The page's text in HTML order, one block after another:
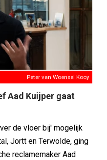
Peter van Woensel Kooy
Aad Kuijper gaat
de vloer bij' mogelijk
Jortt en Terwolde, ging
reclamemaker Aad